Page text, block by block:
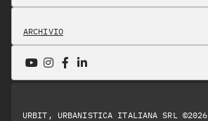
ARCHIVIO
URBIT, URBANISTICA ITALIANA SRL ©2026